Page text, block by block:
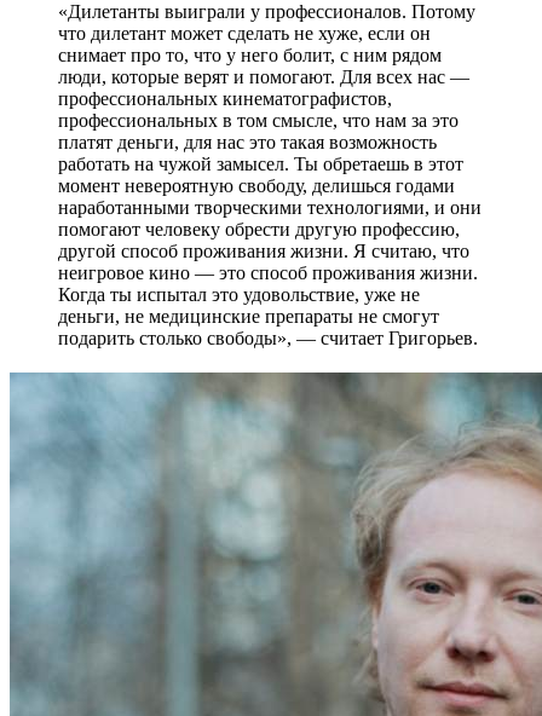
«Дилетанты выиграли у профессионалов. Потому
что дилетант может сделать не хуже, если он
снимает про то, что у него болит, с ним рядом
люди, которые верят и помогают. Для всех нас —
профессиональных кинематографистов,
профессиональных в том смысле, что нам за это
платят деньги, для нас это такая возможность
работать на чужой замысел. Ты обретаешь в этот
момент невероятную свободу, делишься годами
наработанными творческими технологиями, и они
помогают человеку обрести другую профессию,
другой способ проживания жизни. Я считаю, что
неигровое кино — это способ проживания жизни.
Когда ты испытал это удовольствие, уже не
деньги, не медицинские препараты не смогут
подарить столько свободы», — считает Григорьев.